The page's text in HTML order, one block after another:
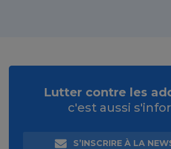
Lutter contre les
c'est aussi
S’INSCRIRE À LA